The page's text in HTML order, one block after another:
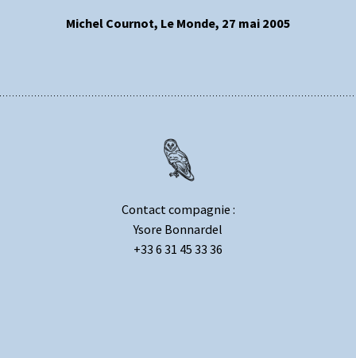
Michel Cournot, Le Monde, 27 mai 2005
Contact compagnie :
Ysore Bonnardel
+33 6 31 45 33 36